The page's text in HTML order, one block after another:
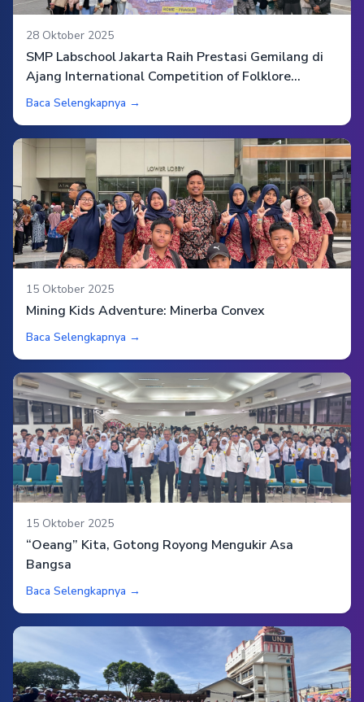
28 Oktober 2025
SMP Labschool Jakarta Raih Prestasi Gemilang di
Ajang International Competition of Folklore
Festival 2025 di Roma, Italia
Baca Selengkapnya →
15 Oktober 2025
Mining Kids Adventure: Minerba Convex
Baca Selengkapnya →
15 Oktober 2025
“Oeang” Kita, Gotong Royong Mengukir Asa
Bangsa
Baca Selengkapnya →